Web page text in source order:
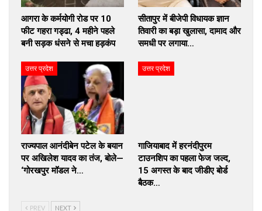
आगरा के कर्मयोगी रोड पर 10
फीट गहरा गड्ढा, 4 महीने पहले
बनी सड़क धंसने से मचा हड़कंप
सीतापुर में बीजेपी विधायक ज्ञान
तिवारी का बड़ा खुलासा, दामाद और
समधी पर लगाया…
उत्तर प्रदेश
राज्यपाल आनंदीबेन पटेल के बयान
पर अखिलेश यादव का तंज, बोले—
‘गोरखपुर मॉडल ने…
उत्तर प्रदेश
गाजियाबाद में हरनंदीपुरम
टाउनशिप का पहला फेज जल्द,
15 अगस्त के बाद जीडीए बोर्ड
बैठक…
PREV NEXT